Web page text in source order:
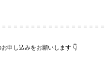
＝＝＝＝＝＝＝＝＝＝＝＝＝＝＝＝
申し込みをお願いします 👇